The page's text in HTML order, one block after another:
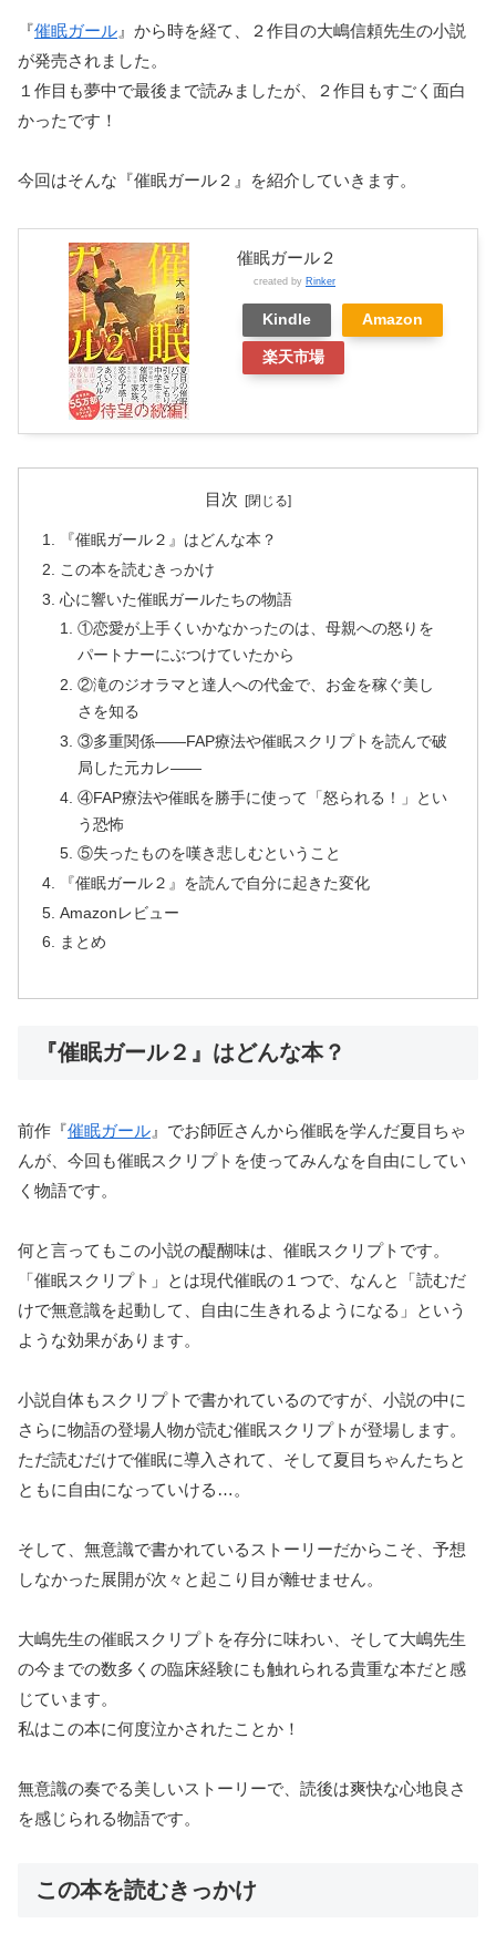
『催眠ガール 』から時を経て、２作目の大嶋信頼先生の小説
が発売されました。
１作目も夢中で最後まで読みましたが、２作目もすごく面白
かったです！
今回はそんな『催眠ガール２』を紹介していきます。
催眠ガール２
created by Rinker
Kindle Amazon
楽天市場
目次
『催眠ガール２』はどんな本？
この本を読むきっかけ
心に響いた催眠ガールたちの物語
①恋愛が上手くいかなかったのは、母親への怒りを
パートナーにぶつけていたから
②滝のジオラマと達人への代金で、お金を稼ぐ美し
さを知る
③多重関係――FAP療法や催眠スクリプトを読んで破
局した元カレ――
④FAP療法や催眠を勝手に使って「怒られる！」とい
う恐怖
⑤失ったものを嘆き悲しむということ
『催眠ガール２』を読んで自分に起きた変化
Amazonレビュー
まとめ
『催眠ガール２』はどんな本？
前作『催眠ガール 』でお師匠さんから催眠を学んだ夏目ちゃ
んが、今回も催眠スクリプトを使ってみんなを自由にしてい
く物語です。
何と言ってもこの小説の醍醐味は、催眠スクリプトです。
「催眠スクリプト」とは現代催眠の１つで、なんと「読むだ
けで無意識を起動して、自由に生きれるようになる」という
ような効果があります。
小説自体もスクリプトで書かれているのですが、小説の中に
さらに物語の登場人物が読む催眠スクリプトが登場します。
ただ読むだけで催眠に導入されて、そして夏目ちゃんたちと
ともに自由になっていける…。
そして、無意識で書かれているストーリーだからこそ、予想
しなかった展開が次々と起こり目が離せません。
大嶋先生の催眠スクリプトを存分に味わい、そして大嶋先生
の今までの数多くの臨床経験にも触れられる貴重な本だと感
じています。
私はこの本に何度泣かされたことか！
無意識の奏でる美しいストーリーで、読後は爽快な心地良さ
を感じられる物語です。
この本を読むきっかけ